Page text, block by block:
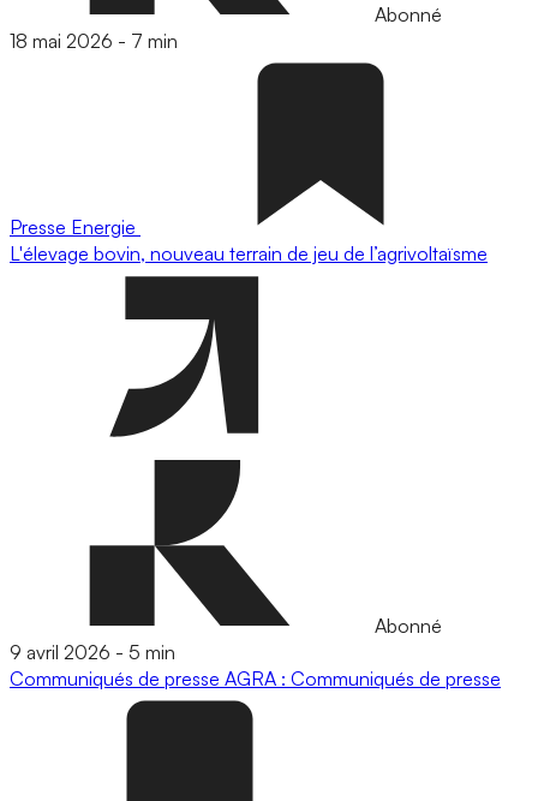
Abonné
18 mai 2026 - 7 min
Presse Energie
L'élevage bovin, nouveau terrain de jeu de l’agrivoltaïsme
Abonné
9 avril 2026 - 5 min
Communiqués de presse AGRA : Communiqués de presse